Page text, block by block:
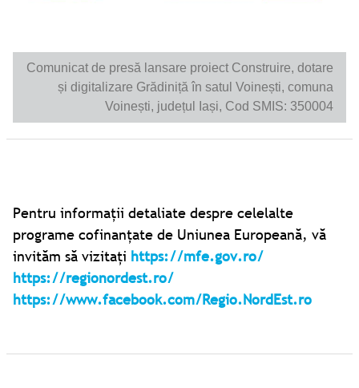
Comunicat de presă lansare proiect Construire, dotare
și digitalizare Grădiniță în satul Voinești, comuna
Voinești, județul Iași, Cod SMIS: 350004
Pentru informații detaliate despre celelalte
programe cofinanțate de Uniunea Europeană, vă
invităm să vizitați https://mfe.gov.ro/
https://regionordest.ro/
https://www.facebook.com/Regio.NordEst.ro